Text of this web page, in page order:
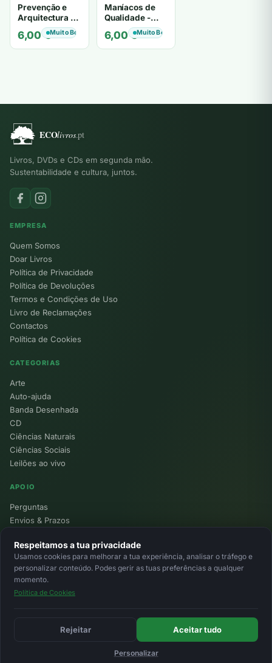
Prevenção e
Arquitectura -
CARLOS
ANTERO
FERREIRA
6,00€Muito Bom
Maníacos de
Qualidade -
Joana Amaral
Dias
6,00€Muito Bom
Livros, DVDs e CDs em segunda mão.
Sustentabilidade e cultura, juntos.
EMPRESA
Quem Somos
Doar Livros
Política de Privacidade
Política de Devoluções
Termos e Condições de Uso
Livro de Reclamações
Contactos
Política de Cookies
CATEGORIAS
Arte
Auto-ajuda
Banda Desenhada
CD
Ciências Naturais
Ciências Sociais
Leilões ao vivo
APOIO
Perguntas
Envios & Prazos
Devoluções
Minha Conta
© 2026 Ecolivros. Todos os direitos reservados.
Respeitamos a tua privacidade
Usamos cookies para melhorar a tua experiência, analisar o tráfego e
personalizar conteúdo. Podes gerir as tuas preferências a qualquer
momento.
Política de Cookies
Personalizar
Rejeitar Aceitar tudo